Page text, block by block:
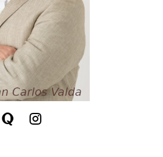
protegido por
la Política de
Términos del servicio